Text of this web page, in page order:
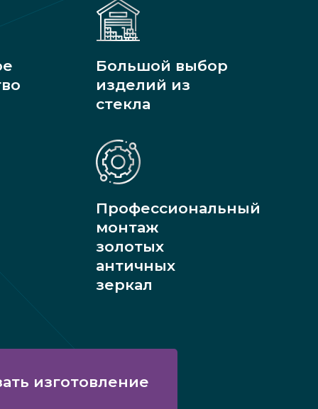
Большой выбор
изделий из
стекла
Профессиональный
монтаж
золотых
античных
зеркал
изготовление